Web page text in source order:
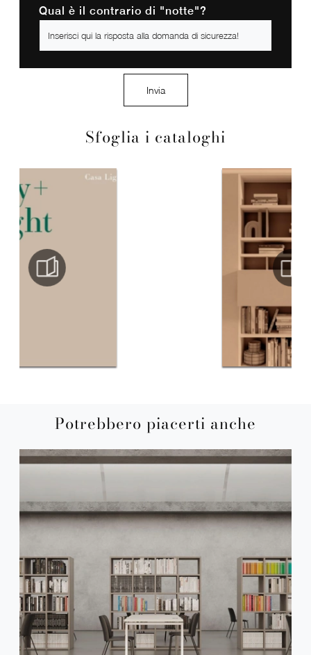
Sfoglia i cataloghi
Qual è il contrario di "notte"?
Invia
Potrebbero piacerti anche